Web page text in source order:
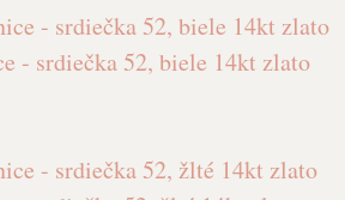
- srdiečka 52, biele 14kt zlato